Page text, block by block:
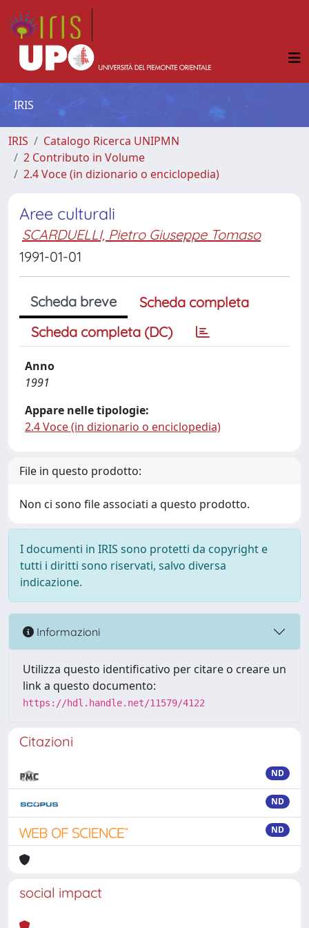
IRIS
IRIS
Catalogo Ricerca UNIPMN
2 Contributo in Volume
2.4 Voce (in dizionario o enciclopedia)
Aree culturali
SCARDUELLI, Pietro Giuseppe Tomaso
1991-01-01
Scheda breve
Scheda completa
Scheda completa (DC)
Anno
1991
Appare nelle tipologie:
2.4 Voce (in dizionario o enciclopedia)
File in questo prodotto:
Non ci sono file associati a questo prodotto.
I documenti in IRIS sono protetti da copyright e
tutti i diritti sono riservati, salvo diversa
indicazione.
Informazioni
Utilizza questo identificativo per citare o creare un
link a questo documento:
https://hdl.handle.net/11579/4122
Citazioni
ND
ND
ND
social impact